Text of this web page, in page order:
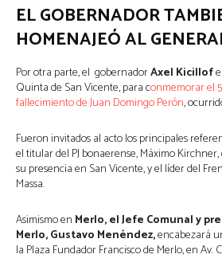
EL GOBERNADOR
HOMENAJEÓ AL
Por otra parte, el gobernadorAxel Kicillof
Quinta de San Vicente, para conmemorar el
fallecimiento de Juan Domingo Perón,
Fueron invitados al acto los principales
el titular del PJ bonaerense, Máximo
su presencia en San Vicente, y el líder del
Massa.
Asimismo en Merlo, el Jefe Comunal y
Merlo, Gustavo Menéndez,encabezará
la Plaza Fundador Francisco de Merlo, en Av.